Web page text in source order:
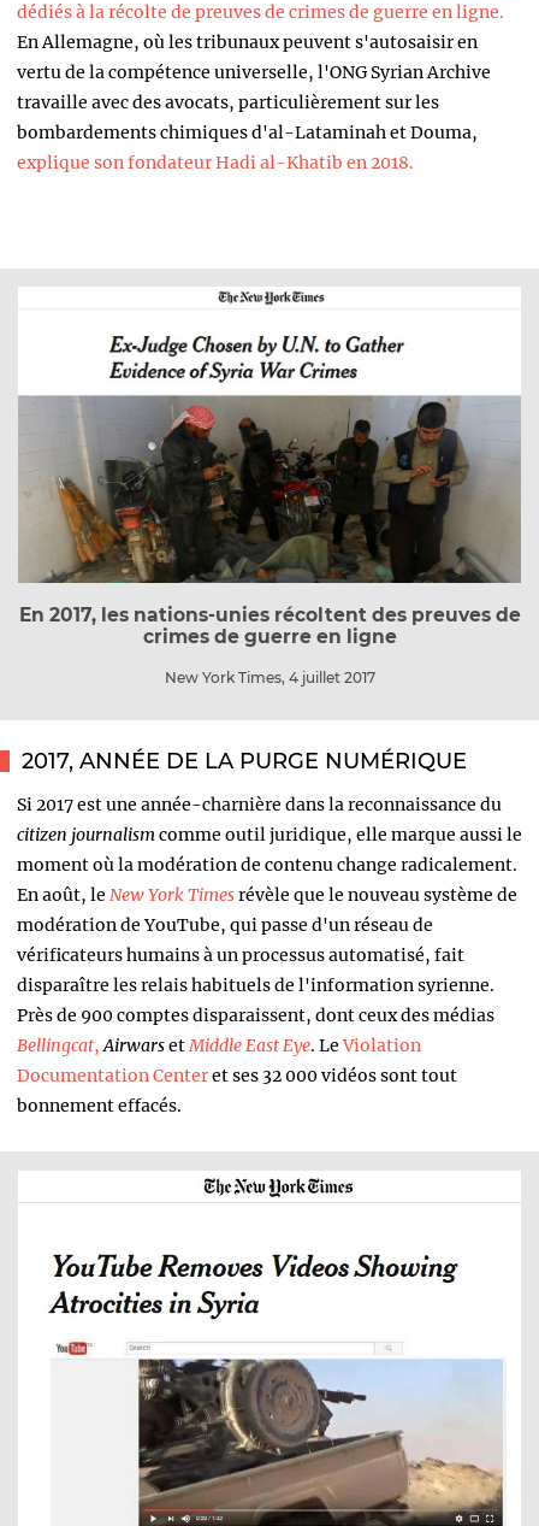
dédiés à la récolte de preuves de crimes de guerre en ligne.
En Allemagne, où les tribunaux peuvent s'autosaisir en
vertu de la compétence universelle, l'ONG Syrian Archive
travaille avec des avocats, particulièrement sur les
bombardements chimiques d'al-Lataminah et Douma,
explique son fondateur Hadi al-Khatib en 2018.
En 2017, les nations-unies récoltent des preuves de
crimes de guerre en ligne
New York Times, 4 juillet 2017
2017, ANNÉE DE LA PURGE NUMÉRIQUE
Si 2017 est une année-charnière dans la reconnaissance du
citizen journalismcomme outil juridique, elle marque aussi le
moment où la modération de contenu change radicalement.
En août, le New York Timesrévèle que le nouveau système de
modération de YouTube, qui passe d'un réseau de
vérificateurs humains à un processus automatisé, fait
disparaître les relais habituels de l'information syrienne.
Près de 900 comptes disparaissent, dont ceux des médias
Bellingcat, AirwarsetMiddle East Eye. LeViolation
Documentation Centeret ses 32 000 vidéos sont tout
bonnement effacés.